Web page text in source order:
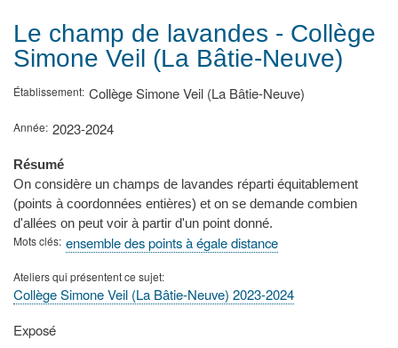
d'Ariane
Le champ de lavandes - Collège
Simone Veil (La Bâtie-Neuve)
Établissement Collège Simone Veil (La Bâtie-Neuve)
Année 2023-2024
Résumé
On considère un champs de lavandes réparti équitablement
(points à coordonnées entières) et on se demande combien
d'allées on peut voir à partir d'un point donné.
Mots clés ensemble des points à égale distance
Ateliers qui présentent ce sujet
Collège Simone Veil (La Bâtie-Neuve) 2023-2024
Type
Exposé